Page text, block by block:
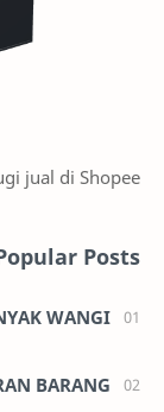
jual di Shopee
Posts
WANGI
BARANG